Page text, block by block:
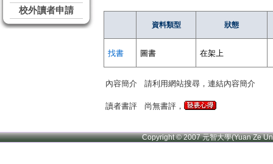
校外讀者申請
資料類型 狀態
找書 圖書 在架上
內容簡介 請利用網站搜尋，連結內容簡介
讀者書評 尚無書評，
Copyright © 2007 元智大學(Yuan Ze